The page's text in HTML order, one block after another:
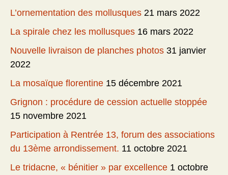
L’ornementation des mollusques 21 mars 2022
La spirale chez les mollusques 16 mars 2022
Nouvelle livraison de planches photos 31 janvier
2022
La mosaïque florentine 15 décembre 2021
Grignon : procédure de cession actuelle stoppée
15 novembre 2021
Participation à Rentrée 13, forum des associations
du 13ème arrondissement. 11 octobre 2021
Le tridacne, « bénitier » par excellence 1 octobre